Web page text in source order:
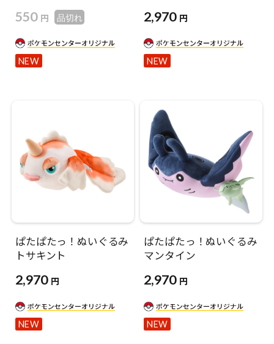
550 円 品切れ
NEW
2,970 円
NEW
ぱたぱたっ！ぬいぐるみ
トサキント
2,970 円
NEW
ぱたぱたっ！ぬいぐるみ
マンタイン
2,970 円
NEW